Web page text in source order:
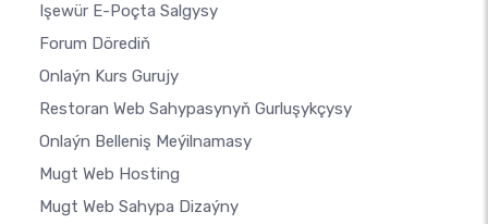
Işewür E-Poçta Salgysy
Forum Dörediň
Onlaýn Kurs Gurujy
Restoran Web Sahypasynyň Gurluşykçysy
Onlaýn Belleniş Meýilnamasy
Mugt Web Hosting
Mugt Web Sahypa Dizaýny